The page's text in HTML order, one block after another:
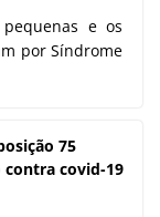
e os
por Síndrome
75
contra covid-19